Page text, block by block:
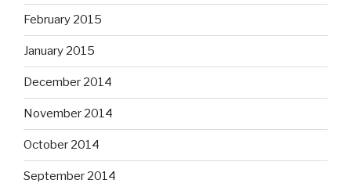
February 2015
January 2015
December 2014
November 2014
October 2014
September 2014